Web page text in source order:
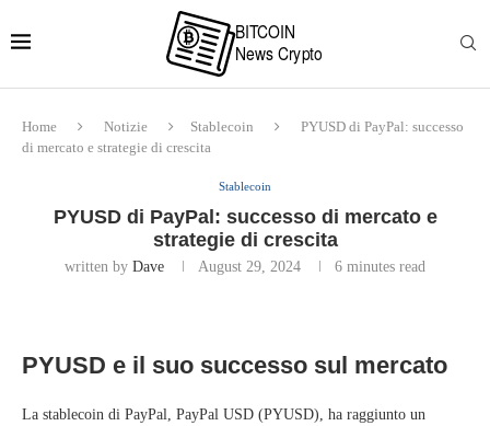
Home Notizie Stablecoin
PYUSD di PayPal: successo
di mercato e strategie di crescita
Stablecoin
PYUSD di PayPal: successo di mercato e
strategie di crescita
written by Dave August 29, 2024 6 minutes read
PYUSD e il suo successo sul mercato
La stablecoin di PayPal, PayPal USD (PYUSD), ha raggiunto un